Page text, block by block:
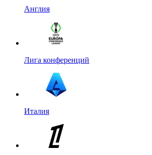
Англия
Лига конференций
Италия